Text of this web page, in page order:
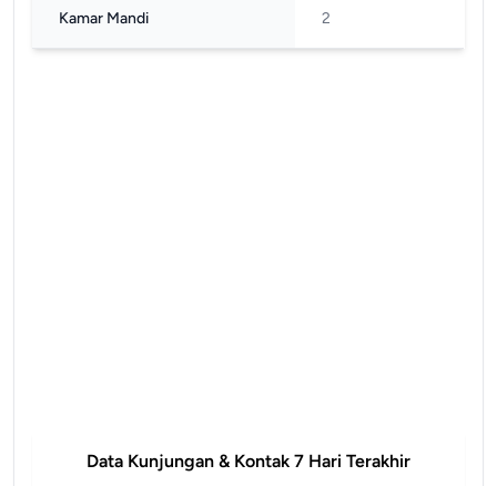
Kamar Mandi 2
Data Kunjungan & Kontak 7 Hari Terakhir